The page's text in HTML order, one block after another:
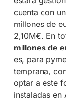
cuenta con
millones de
2,10M€. En
millones de
es, para
temprana,
optar a este
instaladas en